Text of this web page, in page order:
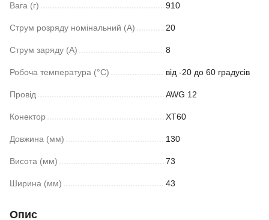
Вага (г) 910
Струм розряду номінальний (A) 20
Струм заряду (A) 8
Робоча температура (°C) від -20 до 60 градусів
Провід AWG 12
Конектор ХТ60
Довжина (мм) 130
Висота (мм) 73
Ширина (мм) 43
Опис